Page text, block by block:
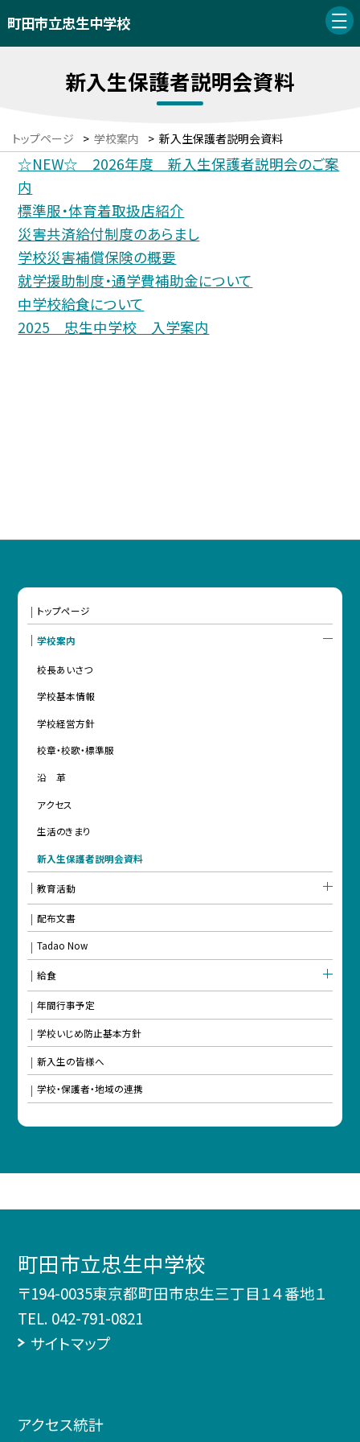
町田市立忠生中学校
新入生保護者説明会資料
トップページ > 学校案内 > 新入生保護者説明会資料
☆NEW☆ 2026年度 新入生保護者説明会のご案
内
標準服・体育着取扱店紹介
災害共済給付制度のあらまし
学校災害補償保険の概要
就学援助制度・通学費補助金について
中学校給食について
2025 忠生中学校 入学案内
トップページ
学校案内
校長あいさつ
学校基本情報
学校経営方針
校章・校歌・標準服
沿 革
アクセス
生活のきまり
新入生保護者説明会資料
教育活動
配布文書
Tadao Now
給食
年間行事予定
学校いじめ防止基本方針
新入生の皆様へ
学校・保護者・地域の連携
町田市立忠生中学校
〒194-0035東京都町田市忠生三丁目１４番地１
TEL. 042-791-0821
サイトマップ
アクセス統計